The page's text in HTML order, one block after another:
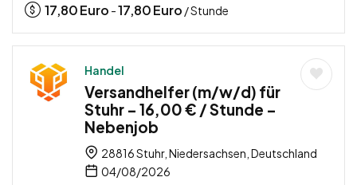
17,80Euro -17,80Euro / Stunde
Handel
Versandhelfer (m/w/d) für
Stuhr – 16,00 € / Stunde –
Nebenjob
28816 Stuhr, Niedersachsen, Deutschland
04/08/2026